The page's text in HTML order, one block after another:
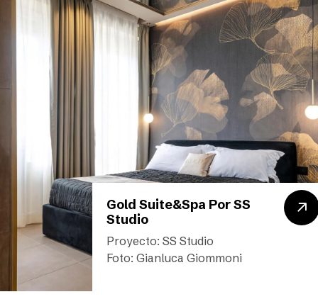
Gold Suite&Spa Por SS
Studio
Proyecto: SS Studio
Foto: Gianluca Giommoni